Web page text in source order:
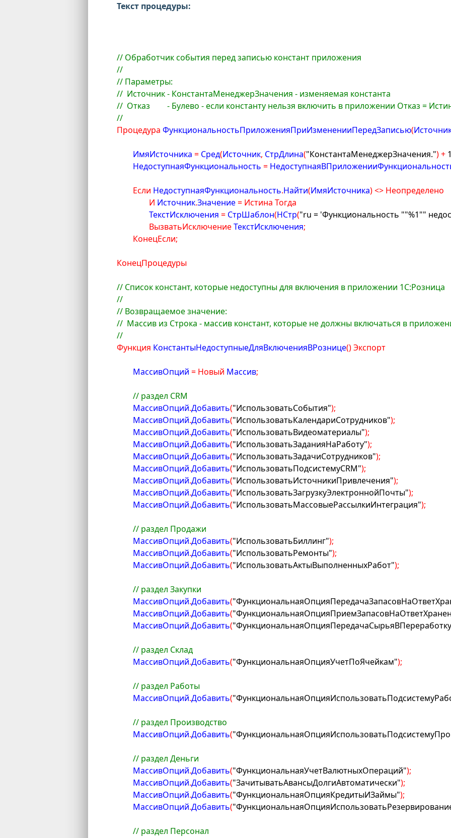
Текст процедуры:
// Обработчик события перед записью констант приложения
//
// Параметры:
//  Источник - КонстантаМенеджерЗначения - изменяемая константа
//  Отказ	 - Булево - если константу нельзя включить в приложении Отказ =
//
Процедура ФункциональностьПриложенияПриИзмененииПередЗаписью(
	ИмяИсточника
= Сред(Источник, СтрДлина("КонстантаМенеджерЗначения.")+
	НедоступнаяФункциональность
=
Если НедоступнаяФункциональность.Найти(ИмяИсточника)<> Неопределено
И Источник.Значение = Истина Тогда
		ТекстИсключения
= СтрШаблон(НСтр("ru = 'Функциональность ""%1""
ВызватьИсключение ТекстИсключения;
КонецЕсли;
КонецПроцедуры
// Список констант, которые недоступны для включения в приложении 1С:Розница
//
// Возвращаемое значение:
//  Массив из Строка - массив констант, которые не должны включаться в
//
Функция КонстантыНедоступныеДляВключенияВРознице()Экспорт
	МассивОпций
= Новый Массив;
// раздел CRM
	МассивОпций
.Добавить("ИспользоватьСобытия");
	МассивОпций
.Добавить("ИспользоватьКалендариСотрудников");
	МассивОпций
.Добавить("ИспользоватьВидеоматериалы");
	МассивОпций
.Добавить("ИспользоватьЗаданияНаРаботу");
	МассивОпций
.Добавить("ИспользоватьЗадачиСотрудников");
	МассивОпций
.Добавить("ИспользоватьПодсистемуCRM");
	МассивОпций
.Добавить("ИспользоватьИсточникиПривлечения");
	МассивОпций
.Добавить("ИспользоватьЗагрузкуЭлектроннойПочты");
	МассивОпций
.Добавить("ИспользоватьМассовыеРассылкиИнтеграция");
// раздел Продажи
	МассивОпций
.Добавить("ИспользоватьБиллинг");
	МассивОпций
.Добавить("ИспользоватьРемонты");
	МассивОпций
.Добавить("ИспользоватьАктыВыполненныхРабот");
// раздел Закупки
	МассивОпций
.Добавить(
	МассивОпций
.Добавить(
	МассивОпций
.Добавить(
// раздел Склад
	МассивОпций
.Добавить("ФункциональнаяОпцияУчетПоЯчейкам");
// раздел Работы
	МассивОпций
.Добавить(
// раздел Производство
	МассивОпций
.Добавить(
// раздел Деньги
	МассивОпций
.Добавить("ФункциональнаяУчетВалютныхОпераций");
	МассивОпций
.Добавить("ЗачитыватьАвансыДолгиАвтоматически");
	МассивОпций
.Добавить("ФункциональнаяОпцияКредитыИЗаймы");
	МассивОпций
.Добавить(
// раздел Персонал